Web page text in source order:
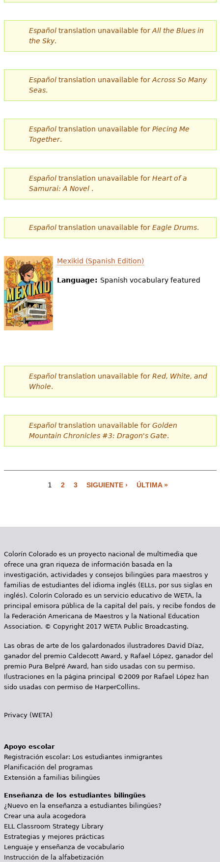
Más recursos
e
s
Españoltranslation unavailable for All the Blues in
the Sky.
Españoltranslation unavailable for Across So Many
Seas.
Españoltranslation unavailable for Piecing Me
Together.
Españoltranslation unavailable for Heart of a
Samurai: A Novel .
Españoltranslation unavailable for Eagle Drums.
Mexikid (Spanish Edition)
Language: Spanish vocabulary featured
Españoltranslation unavailable for Red, White, and
Whole.
Españoltranslation unavailable for Golden
Mountain Chronicles #3: Dragon's Gate.
g
n
a
s
1 2 3 SIGUIENTE › ÚLTIMA »
Colorín Colorado es un proyecto nacional de multimedia que
ofrece una gran riqueza de información basada en la
investigación, actividades y consejos bilingües para maestros y
familias de estudiantes del idioma inglés (ELLs, por sus siglas en
inglés). Colorín Colorado es un servicio educativo de WETA, la
principal emisora pública de la capital del país, y recibe fondos de
la Federación Americana de Maestros y la National Education
Association. © Copyright 2017 WETA Public Broadcasting.
Las obras de arte de los galardonados ilustradores David Díaz,
ganador del premio Caldecott Award, y Rafael López, ganador del
premio Pura Belpré Award, han sido usadas con su permiso.
Ilustraciones en la página principal ©2009 por Rafael López han
sido usadas con permiso de HarperCollins.
Privacy (WETA)
Apoyo escolar
Registración escolar: Los estudiantes inmigrantes
Planificación del programas
Extensión a familias bilingües
Enseñanza de los estudiantes bilingües
¿Nuevo en la enseñanza a estudiantes bilingües?
Crear una aula acogedora
ELL Classroom Strategy Library
Estrategias y mejores prácticas
Lenguaje y enseñanza de vocabulario
Instrucción de la alfabetización